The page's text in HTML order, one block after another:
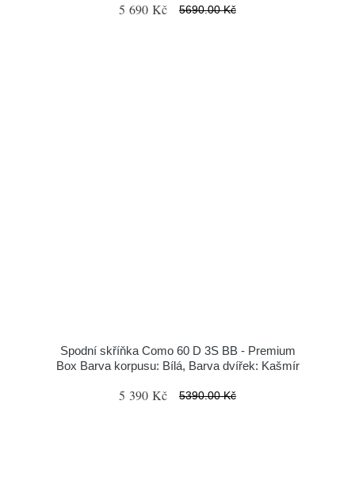
5 690 Kč 5690.00 Kč
Spodní skříňka Como 60 D 3S BB - Premium
Box Barva korpusu: Bílá, Barva dvířek: Kašmír
5 390 Kč 5390.00 Kč